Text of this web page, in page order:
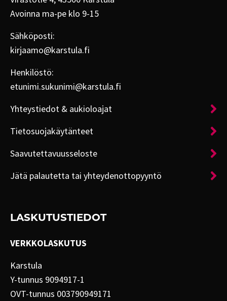
Avoinna ma-pe klo 9-15
Sähköposti:
kirjaamo@karstula.fi
Henkilöstö:
etunimi.sukunimi@karstula.fi
Yhteystiedot & aukioloajat
Tietosuojakäytänteet
Saavutettavuusseloste
Jätä palautetta tai yhteydenottopyyntö
LASKUTUSTIEDOT
VERKKOLASKUTUS
Karstula
Y-tunnus 9094917-1
OVT-tunnus 003790949171